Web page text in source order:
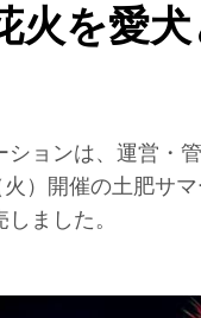
火を愛
ションは、運営・
）開催の土肥サ
ました。